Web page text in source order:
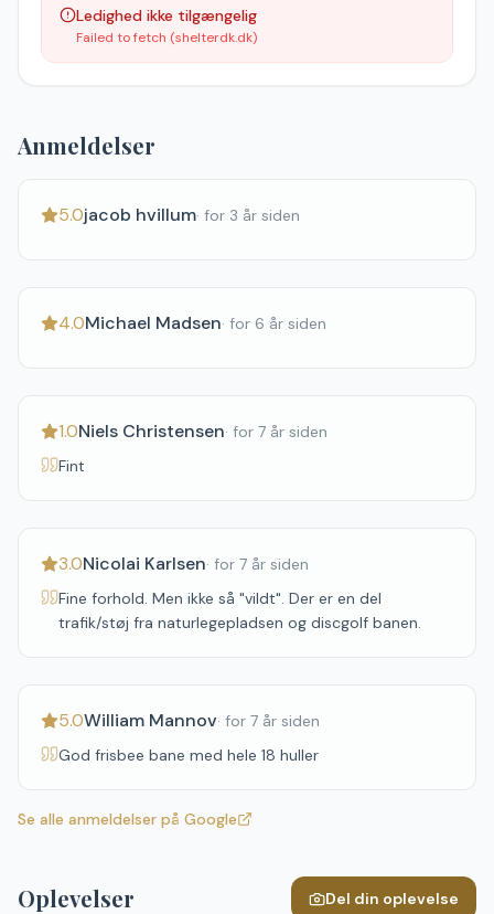
Ledighed ikke tilgængelig
Failed to fetch (shelterdk.dk)
Anmeldelser
5.0jacob hvillum· for 3 år siden
4.0Michael Madsen· for 6 år siden
1.0Niels Christensen· for 7 år siden
Fint
3.0Nicolai Karlsen· for 7 år siden
Fine forhold. Men ikke så "vildt". Der er en del
trafik/støj fra naturlegepladsen og discgolf banen.
5.0William Mannov· for 7 år siden
God frisbee bane med hele 18 huller
Se alle anmeldelser på Google
Oplevelser Del din oplevelse